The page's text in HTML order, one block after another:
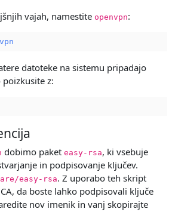
vajah, namestite openvpn:
datoteke na sistemu pripadajo
poizkusite z:
dobimo paket easy-rsa, ki vsebuje
in podpisovanje ključev.
easy-rsa. Z uporabo teh skript
da boste lahko podpisovali ključe
nov imenik in vanj skopirajte